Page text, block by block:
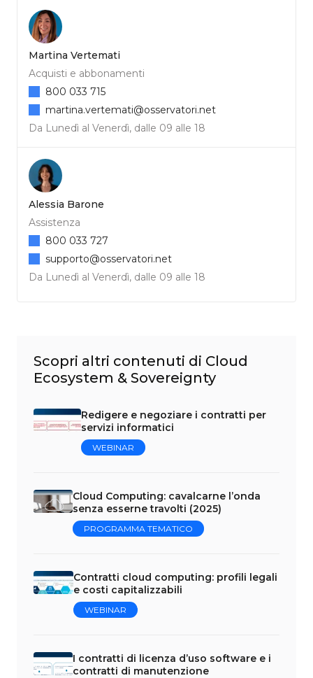
Martina Vertemati
Acquisti e abbonamenti
Da Lunedì al Venerdì, dalle 09 alle 18
800 033 715
martina.vertemati@osservatori.net
Alessia Barone
Assistenza
Da Lunedì al Venerdì, dalle 09 alle 18
800 033 727
supporto@osservatori.net
Scopri altri contenuti di Cloud
Ecosystem & Sovereignty
Redigere e negoziare i contratti per
servizi informatici
WEBINAR
Cloud Computing: cavalcarne l’onda
senza esserne travolti (2025)
PROGRAMMA TEMATICO
Contratti cloud computing: profili legali
e costi capitalizzabili
WEBINAR
I contratti di licenza d’uso software e i
contratti di manutenzione